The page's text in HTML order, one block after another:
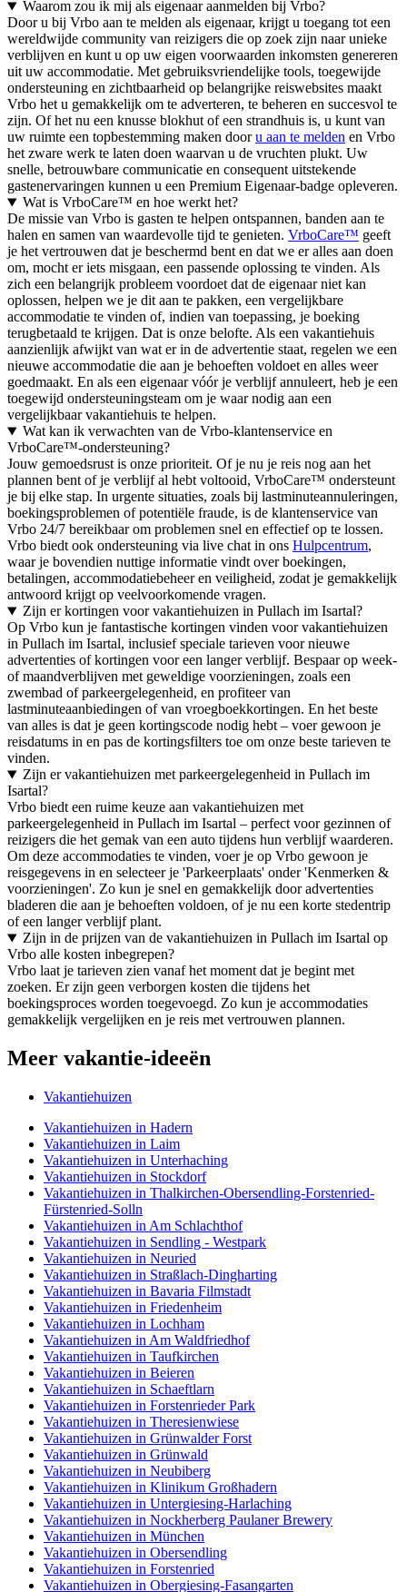
Waarom zou ik mij als eigenaar aanmelden bij Vrbo?
Door u bij Vrbo aan te melden als eigenaar, krijgt u toegang tot een
wereldwijde community van reizigers die op zoek zijn naar unieke
verblijven en kunt u op uw eigen voorwaarden inkomsten genereren
uit uw accommodatie. Met gebruiksvriendelijke tools, toegewijde
ondersteuning en zichtbaarheid op belangrijke reiswebsites maakt
Vrbo het u gemakkelijk om te adverteren, te beheren en succesvol te
zijn. Of het nu een knusse blokhut of een strandhuis is, u kunt van
uw ruimte een topbestemming maken dooru aan te melden en Vrbo
het zware werk te laten doen waarvan u de vruchten plukt. Uw
snelle, betrouwbare communicatie en consequent uitstekende
gastenervaringen kunnen u een Premium Eigenaar-badge opleveren.
Wat is VrboCare™ en hoe werkt het?
De missie van Vrbo is gasten te helpen ontspannen, banden aan te
halen en samen van waardevolle tijd te genieten. VrboCare™ geeft
je het vertrouwen dat je beschermd bent en dat we er alles aan doen
om, mocht er iets misgaan, een passende oplossing te vinden. Als
zich een belangrijk probleem voordoet dat de eigenaar niet kan
oplossen, helpen we je dit aan te pakken, een vergelijkbare
accommodatie te vinden of, indien van toepassing, je boeking
terugbetaald te krijgen. Dat is onze belofte. Als een vakantiehuis
aanzienlijk afwijkt van wat er in de advertentie staat, regelen we een
nieuwe accommodatie die aan je behoeften voldoet en alles weer
goedmaakt. En als een eigenaar vóór je verblijf annuleert, heb je een
toegewijd ondersteuningsteam om je waar nodig aan een
vergelijkbaar vakantiehuis te helpen.
Wat kan ik verwachten van de Vrbo-klantenservice en
VrboCare™-ondersteuning?
Jouw gemoedsrust is onze prioriteit. Of je nu je reis nog aan het
plannen bent of je verblijf al hebt voltooid, VrboCare™ ondersteunt
je bij elke stap. In urgente situaties, zoals bij lastminuteannuleringen,
boekingsproblemen of potentiële fraude, is de klantenservice van
Vrbo 24/7 bereikbaar om problemen snel en effectief op te lossen.
Vrbo biedt ook ondersteuning via live chat in ons Hulpcentrum,
waar je bovendien nuttige informatie vindt over boekingen,
betalingen, accommodatiebeheer en veiligheid, zodat je gemakkelijk
antwoord krijgt op veelvoorkomende vragen.
Zijn er kortingen voor vakantiehuizen in Pullach im Isartal?
Op Vrbo kun je fantastische kortingen vinden voor vakantiehuizen
in Pullach im Isartal, inclusief speciale tarieven voor nieuwe
advertenties of kortingen voor een langer verblijf. Bespaar op week-
of maandverblijven met geweldige voorzieningen, zoals een
zwembad of parkeergelegenheid, en profiteer van
lastminuteaanbiedingen of van vroegboekkortingen. En het beste
van alles is dat je geen kortingscode nodig hebt – voer gewoon je
reisdatums in en pas de kortingsfilters toe om onze beste tarieven te
vinden.
Zijn er vakantiehuizen met parkeergelegenheid in Pullach im
Isartal?
Vrbo biedt een ruime keuze aan vakantiehuizen met
parkeergelegenheid in Pullach im Isartal – perfect voor gezinnen of
reizigers die het gemak van een auto tijdens hun verblijf waarderen.
Om deze accommodaties te vinden, voer je op Vrbo gewoon je
reisgegevens in en selecteer je 'Parkeerplaats' onder 'Kenmerken &
voorzieningen'. Zo kun je snel en gemakkelijk door advertenties
bladeren die aan je behoeften voldoen, of je nu een korte stedentrip
of een langer verblijf plant.
Zijn in de prijzen van de vakantiehuizen in Pullach im Isartal op
Vrbo alle kosten inbegrepen?
Vrbo laat je tarieven zien vanaf het moment dat je begint met
zoeken. Er zijn geen verborgen kosten die tijdens het
boekingsproces worden toegevoegd. Zo kun je accommodaties
gemakkelijk vergelijken en je reis met vertrouwen plannen.
Meer vakantie-ideeën
Vakantiehuizen
Vakantiehuizen in Hadern
Vakantiehuizen in Laim
Vakantiehuizen in Unterhaching
Vakantiehuizen in Stockdorf
Vakantiehuizen in Thalkirchen-Obersendling-Forstenried-
Fürstenried-Solln
Vakantiehuizen in Am Schlachthof
Vakantiehuizen in Sendling - Westpark
Vakantiehuizen in Neuried
Vakantiehuizen in Straßlach-Dingharting
Vakantiehuizen in Bavaria Filmstadt
Vakantiehuizen in Friedenheim
Vakantiehuizen in Lochham
Vakantiehuizen in Am Waldfriedhof
Vakantiehuizen in Taufkirchen
Vakantiehuizen in Beieren
Vakantiehuizen in Schaeftlarn
Vakantiehuizen in Forstenrieder Park
Vakantiehuizen in Theresienwiese
Vakantiehuizen in Grünwalder Forst
Vakantiehuizen in Grünwald
Vakantiehuizen in Neubiberg
Vakantiehuizen in Klinikum Großhadern
Vakantiehuizen in Untergiesing-Harlaching
Vakantiehuizen in Nockherberg Paulaner Brewery
Vakantiehuizen in München
Vakantiehuizen in Obersendling
Vakantiehuizen in Forstenried
Vakantiehuizen in Obergiesing-Fasangarten